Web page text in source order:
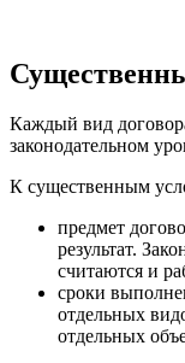
Каждый вид
законодательном
К существенным
предмет
результат.
считаются и
сроки
отдельных
отдельных